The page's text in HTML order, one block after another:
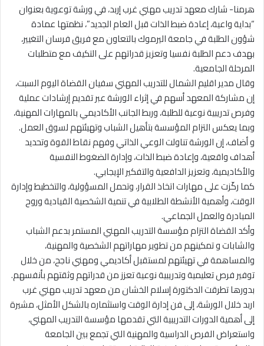
هرمنا- شارك معهد تدريب مهني غرب إربد، في ورشة توعوية بعنوان
“بداية واعية، إعادة ضبط الذات قبل العام الجديد”، نظمتها عمادة
شؤون الطلبة في جامعة اليرموك بالتعاون مع فريق فرسان التغيير،
بهدف دعم الطلبة نفسيا وتعزيز قدراتهم على التكيف مع متطلبات
المرحلة الجامعية.
وقال مدير اقليم الشمال للتدريب المهني سفيان القضاة اليوم السبت،
إن مشاركة المعهد أسهم في إثراء الورشة عبر تقديم إرشادات عملية
وفرص تدريبية نوعية للطلبة، وربط الجانب الأكاديمي بالمهارات المهنية،
وبما يعكس التزام المؤسسة بتأهيل الشباب وتهيئتهم لسوق العمل.
و أضاف، إن الورشة تناولت الوعي الذاتي وفهم نقاط القوة وتحديد
أهداف واقعية، وإعادة ضبط الذات، وإدارة الضغوط النفسية
والأكاديمية، وتعزيز الدافعية والتفكير الإيجابي.
كما ركّزت على مهارات اتخاذ القرار، وتحمل المسؤولية، والتخطيط وإدارة
الوقت، وأهمية الأنشطة الطلابية في تنمية الشخصية القيادية وروح
المبادرة والعمل الجماعي.
وأكد القضاة التزام مؤسسة التدريب المهني المستمر بدعم الشباب
والشابات و تمكينهم من تطوير مهاراتهم الشخصية والمهنية،
والمساهمة في تهيئتهم لمستقبل أكاديمي ومهني ناجح، من خلال
توفير فرص تعليمية وتدريبية نوعية تعزز من قدراتهم وثقتهم بأنفسهم.
بدورها تطرقت الدكتورة إسلام الخشان من معهد تدريب مهني غرب
اربد خلال الورشة، إلى فن إدارة الوقت واستثماره بالشكل الأمثل، مشيرة
إلى أهمية الدورات التدريبية التي تقدمها مؤسسة التدريب المهني،
واستعراض الفرص الدراسية والمهنية التي تجمع بين الجامعة